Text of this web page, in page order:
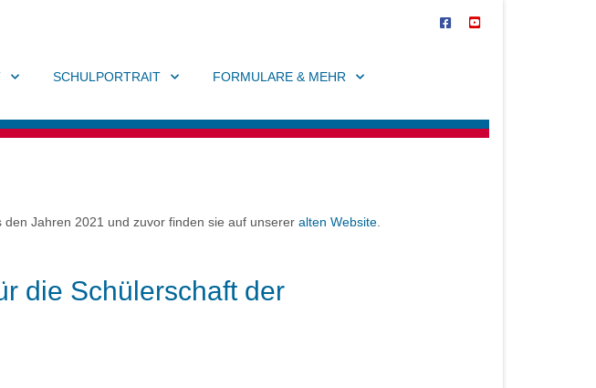
SCHULPORTRAIT FORMULARE & MEHR
Jahren 2021 und zuvor finden sie auf unserer alten Website
die Schülerschaft der